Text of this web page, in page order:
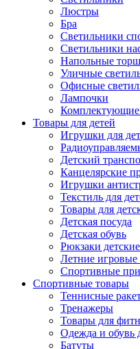
Люстры
Бра
Светильники
Светильники
Напольные
Уличные
Офисные
Лампочки
Комплектующие
Товары для детей
Игрушки для
Детский
Канцелярские
Игрушки
Текстиль для
Товары для
Детская посуда
Детская обувь
Рюкзаки детские
Летние
Спортивные
Спортивные товары
Теннисные
Тренажеры
Товары для
Одежда и обувь
Батуты